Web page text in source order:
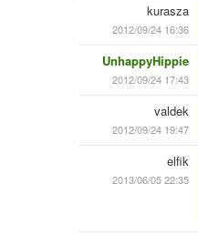
kurasza
2012/09/24 16:36
UnhappyHippie
2012/09/24 17:43
valdek
2012/09/24 19:47
elfik
2013/06/05 22:35